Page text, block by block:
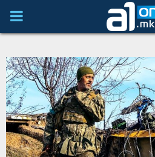
P
I
M
A